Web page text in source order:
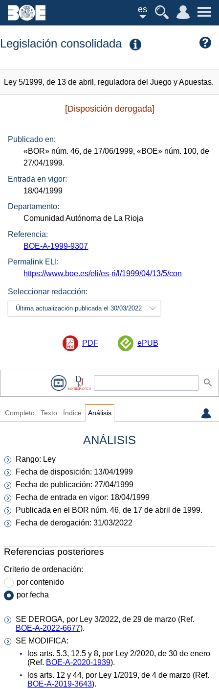
es
Legislación consolidada
Ley 5/1999, de 13 de abril, reguladora del Juego y Apuestas.
[Disposición derogada]
Publicado en:
«BOR» núm. 46, de 17/06/1999,«BOE» núm. 100, de
27/04/1999.
Entrada en vigor:
18/04/1999
Departamento:
Comunidad Autónoma de La Rioja
Referencia:
BOE-A-1999-9307
Permalink ELI:
https://www.boe.es/eli/es-ri/l/1999/04/13/5/con
Seleccionar redacción:
Última actualización publicada el 30/03/2022
PDF ePUB
Completo Texto Índice Análisis
ANÁLISIS
Rango: Ley
Fecha de disposición: 13/04/1999
Fecha de publicación: 27/04/1999
Fecha de entrada en vigor: 18/04/1999
Publicada en el BOR núm. 46, de 17 de abril de 1999.
Fecha de derogación: 31/03/2022
Referencias posteriores
Criterio de ordenación:
por contenido
por fecha
SE DEROGA, por Ley 3/2022, de 29 de marzo (Ref.
BOE-A-2022-6677).
SE MODIFICA:
los arts. 5.3, 12.5 y 8, por Ley 2/2020, de 30 de enero
(Ref. BOE-A-2020-1939).
los arts. 12 y 44, por Ley 1/2019, de 4 de marzo (Ref.
BOE-A-2019-3643).